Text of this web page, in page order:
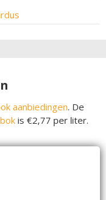
aanbiedingen. De
is €2,77 per liter.